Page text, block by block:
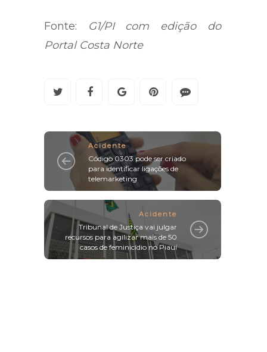
Fonte:
G1/PI com edição do
Portal Costa Norte
Acidente
Código 0303 pode ser criado
para identificar ligações de
telemarketing
Acidente
Tribunal de Justiça vai julgar
recursos para agilizar mais de 50
casos de feminicídio no Piauí